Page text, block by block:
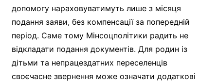
допомогу нараховуватимуть лише з місяця
подання заяви, без компенсації за попередній
період. Саме тому Мінсоцполітики радить не
відкладати подання документів. Для родин із
дітьми та непрацездатних переселенців
своєчасне звернення може означати додаткові